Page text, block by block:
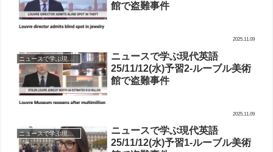
館で盗難事件
2025.11.09
ニュースで学ぶ現代英語-予習
ニュースで学ぶ現代英語
25/11/12(水)予習2-ルーブル美術
館で盗難事件
2025.11.09
ニュースで学ぶ現代英語-予習
ニュースで学ぶ現代英語
25/11/12(水)予習1-ルーブル美術